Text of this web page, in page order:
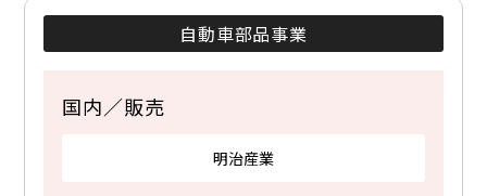
自動車部品事業
国内／販売
明治産業